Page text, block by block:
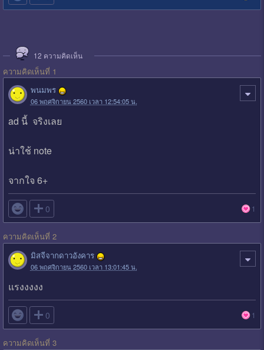
12 ความคิดเห็น
ความคิดเห็นที่ 1
พนมพร
06 พฤศจิกายน 2560 เวลา 12:54:05 น.
ad นี้ จริงเลย
น่าใช้ note
จากใจ 6+
 0 1
ความคิดเห็นที่ 2
มิสจีจากดาวอังคาร
06 พฤศจิกายน 2560 เวลา 13:01:45 น.
แรงงงงง
 0 1
ความคิดเห็นที่ 3